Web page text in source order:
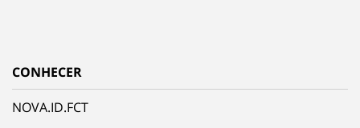
CONHECER
NOVA.ID.FCT